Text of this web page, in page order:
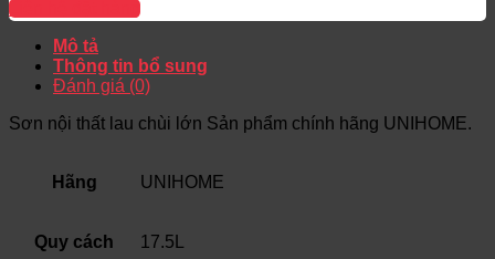
Liên hệ đặt hàng
Mô tả
Thông tin bổ sung
Đánh giá (0)
Sơn nội thất lau chùi lớn Sản phẩm chính hãng UNIHOME.
Hãng UNIHOME
Quy cách 17.5L